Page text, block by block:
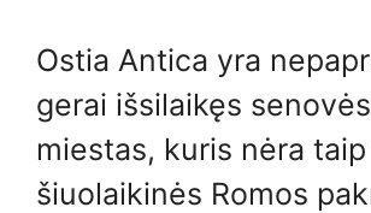
Ostia Antica yra
gerai išsilaikęs
miestas, kuris nėra
šiuolaikinės Romos